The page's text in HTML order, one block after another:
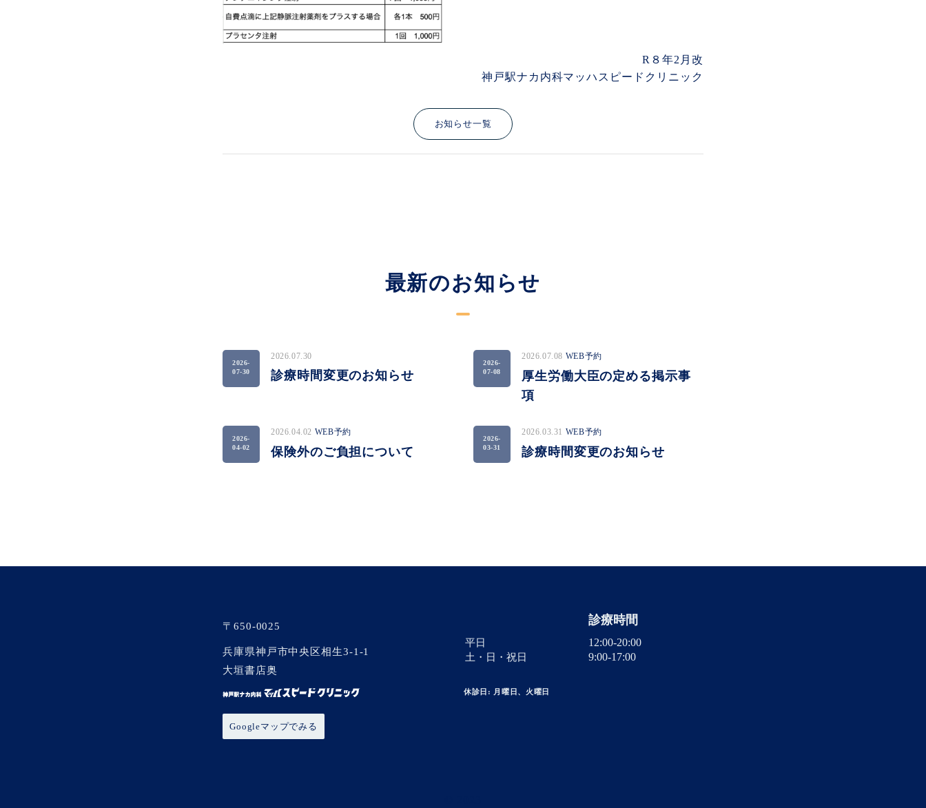
R８年2月改
神戸駅ナカ内科マッハスピードクリニック
お知らせ一覧
最新のお知らせ
2026-
07-30
2026.07.30
診療時間変更のお知らせ
2026-
07-08
2026.07.08 WEB予約
厚生労働大臣の定める掲示事
項
2026-
04-02
2026.04.02 WEB予約
保険外のご負担について
2026-
03-31
2026.03.31 WEB予約
診療時間変更のお知らせ
〒650-0025
兵庫県神戸市中央区相生3-1-1
大垣書店奥
Googleマップでみる
診療時間
平日 12:00-20:00
土・日・祝日 9:00-17:00
休診日: 月曜日、火曜日